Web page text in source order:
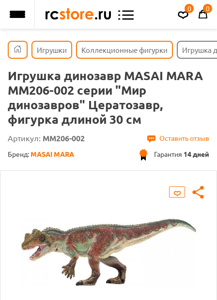
0 0
Игрушки Коллекционные фигурки Игрушка
Игрушка динозавр MASAI MARA
MM206-002 серии "Мир
динозавров" Цератозавр,
фигурка длиной 30 см
Артикул: MM206-002
Оставить отзыв
Гарантия 14 дней
Бренд: MASAI MARA